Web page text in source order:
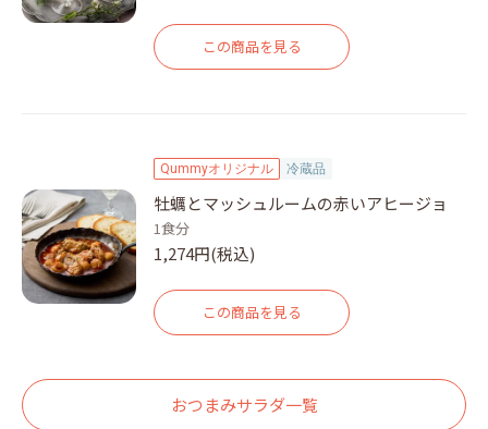
この商品を見る
Qummyオリジナル 冷蔵品
牡蠣とマッシュルームの赤いアヒージョ
1食分
1,274円(税込)
この商品を見る
おつまみサラダ一覧